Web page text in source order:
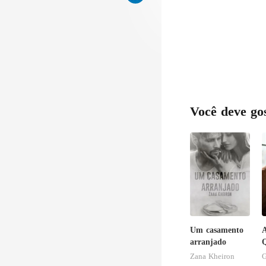
dele tivesse
Você deve
Um casamento
arranjado
Zana Kheiron